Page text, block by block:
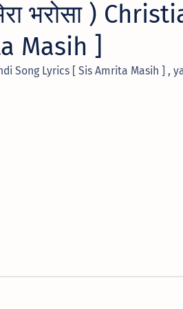
भरोसा )
Masih ]
Song Lyrics [ Sis Amrita Masih ] ,